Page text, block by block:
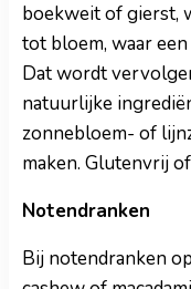
boekweit of gierst,
tot bloem, waar
Dat wordt
natuurlijke
zonnebloem- of
maken. Glutenvrij
Notendranken
Bij notendranken